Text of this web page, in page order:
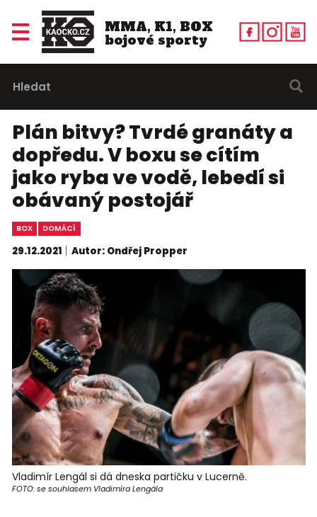
MMA, K1, BOX
bojové sporty
Plán bitvy? Tvrdé granáty a
dopředu. V boxu se cítím
jako ryba ve vodě, lebedí si
obávaný postojář
BOX DOMÁCÍ
29.12.2021 Autor: Ondřej Propper
Vladimír Lengál si dá dneska partičku v Lucerně.
FOTO: se souhlasem Vladimíra Lengála